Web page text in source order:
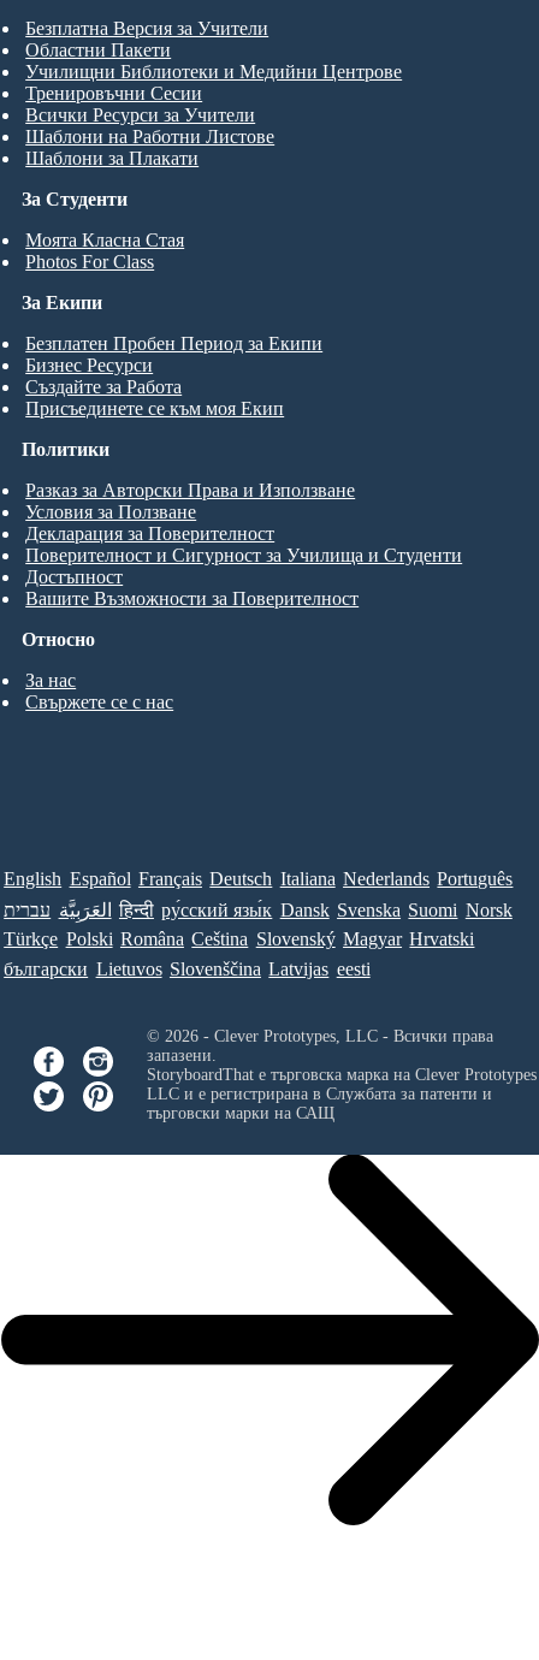
За Студенти
Моята Класна Стая
Photos For Class
Безплатна Версия за Учители
Областни Пакети
Училищни Библиотеки и Медийни Центрове
Тренировъчни Сесии
Всички Ресурси за Учители
Шаблони на Работни Листове
Шаблони за Плакати
За Екипи
Безплатен Пробен Период за Екипи
Бизнес Ресурси
Създайте за Работа
Присъединете се към моя Екип
Относно
За нас
Свържете се с нас
Политики
Разказ за Авторски Права и Използване
Условия за Ползване
Декларация за Поверителност
Поверителност и Сигурност за Училища и Студенти
Достъпност
Вашите Възможности за Поверителност
English Español Français Deutsch Italiana Nederlands Português
עברית العَرَبِيَّة हिन्दी ру́сский язы́к Dansk Svenska Suomi Norsk
Türkçe Polski Româna Ceština Slovenský Magyar Hrvatski
български Lietuvos Slovenščina Latvijas eesti
© 2026 - Clever Prototypes, LLC - Всички права
запазени.
StoryboardThat е търговска марка на Clever
LLCи е регистрирана в Службата за патенти и
търговски марки на САЩ